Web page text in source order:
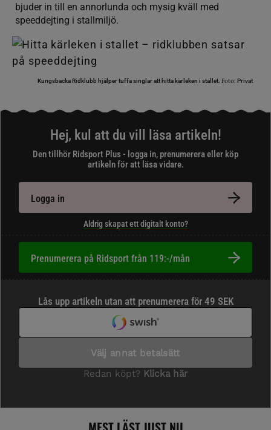
bjuder in till en annorlunda och mysig kväll med
speeddejting i stallmiljö.
Kungsbacka Ridklubb hjälper tuffa singlar att hitta kärleken i stallet. Foto: Privat
Hej, kul att du vill läsa artikeln!
Den tillhör Ridsport Plus - logga in, prenumerera eller köp
artikeln för att läsa vidare.
Logga in
Aldrig skapat ett digitalt konto?
Prenumerera på Ridsport från 119:-/mån